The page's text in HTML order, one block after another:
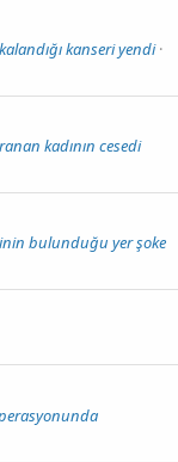
kanseri yendi
kadının cesedi
bulunduğu yer şoke